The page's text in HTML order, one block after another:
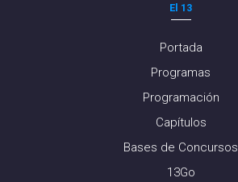
El 13
Portada
Programas
Programación
Capítulos
Bases de Concursos
13Go